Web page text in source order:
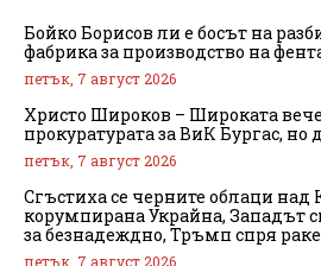
Бойко Борисов ли е босът на
фабрика за производство на
петък, 7 август 2026
Христо Широков – Широката
прокуратурата за ВиК Бургас, но
петък, 7 август 2026
Сгъстиха се черните облаци над
корумпирана Украйна, Западът
за безнадеждно, Тръмп спря
петък, 7 август 2026